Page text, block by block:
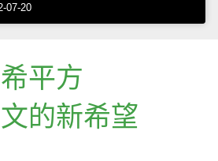
07-20
希平方
的新希望